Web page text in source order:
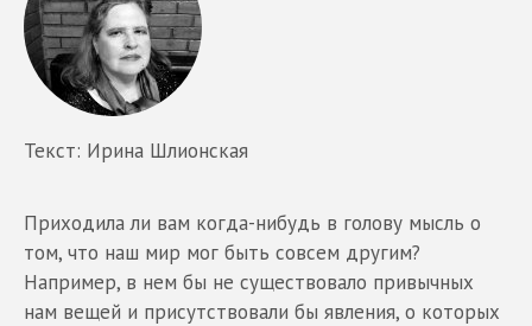
Текст: Ирина Шлионская
Приходила ли вам когда-нибудь в голову мысль о
том, что наш мир мог быть совсем другим?
Например, в нем бы не существовало привычных
нам вещей и присутствовали бы явления, о которых